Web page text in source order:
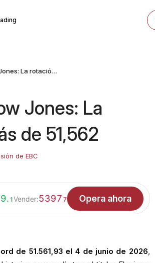
Máximo histórico del Dow Jones: La rotación defensiva detrás de 51,562
Jones: La
de 51,562
de EBC
1Vender:5397 7 Opera ahora
de 51.561,93 el 4 de junio de 2026,